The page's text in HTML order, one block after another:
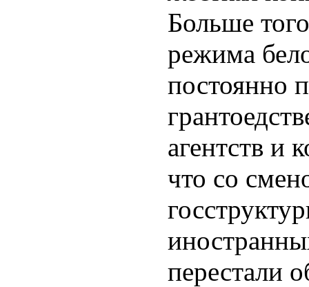
Больше
режима
постоянно
агентств и
что со
перестали